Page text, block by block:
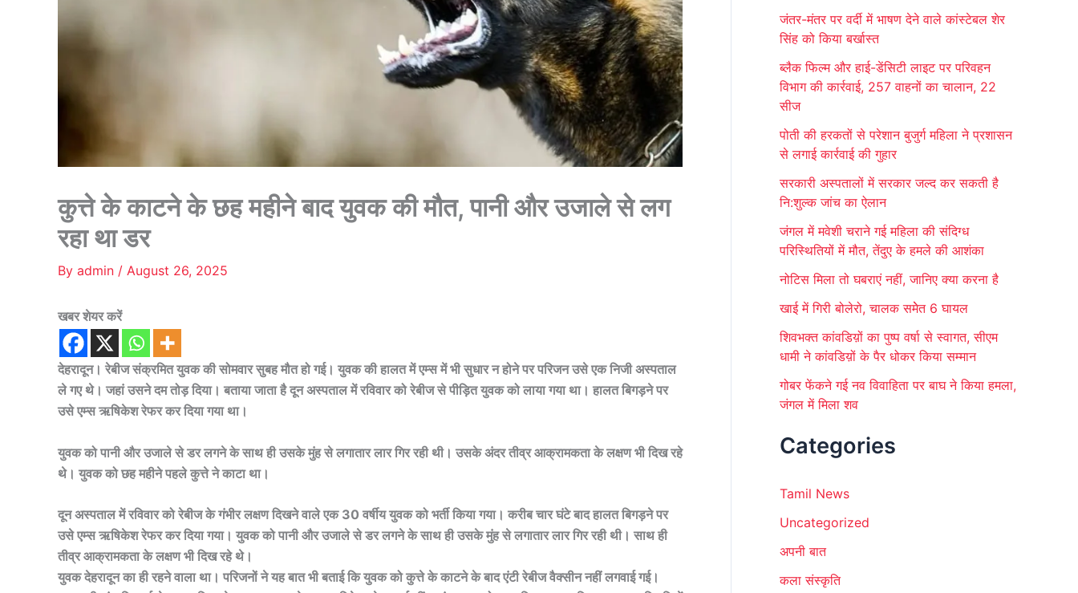
कुत्ते के काटने के छह महीने बाद युवक की मौत, पानी और उजाले से लग
रहा था डर
By admin / August 26, 2025
खबर शेयर करें
देहरादून। रेबीज संक्रमित युवक की सोमवार सुबह मौत हो गई। युवक की हालत में एम्स में भी सुधार न होने पर परिजन उसे एक निजी अस्पताल
ले गए थे। जहां उसने दम तोड़ दिया। बताया जाता है दून अस्पताल में रविवार को रेबीज से पीड़ित युवक को लाया गया था। हालत बिगड़ने पर
उसे एम्स ऋषिकेश रेफर कर दिया गया था।
युवक को पानी और उजाले से डर लगने के साथ ही उसके मुंह से लगातार लार गिर रही थी। उसके अंदर तीव्र आक्रामकता के लक्षण भी दिख रहे
थे। युवक को छह महीने पहले कुत्ते ने काटा था।
दून अस्पताल में रविवार को रेबीज के गंभीर लक्षण दिखने वाले एक 30 वर्षीय युवक को भर्ती किया गया। करीब चार घंटे बाद हालत बिगड़ने पर
उसे एम्स ऋषिकेश रेफर कर दिया गया। युवक को पानी और उजाले से डर लगने के साथ ही उसके मुंह से लगातार लार गिर रही थी। साथ ही
तीव्र आक्रामकता के लक्षण भी दिख रहे थे।
युवक देहरादून का ही रहने वाला था। परिजनों ने यह बात भी बताई कि युवक को कुत्ते के काटने के बाद एंटी रेबीज वैक्सीन नहीं लगवाई गई।
f
r
:
जंतर-मंतर पर वर्दी में भाषण देने वाले कांस्टेबल शेर
सिंह को किया बर्खास्त
ब्लैक फिल्म और हाई-डेंसिटी लाइट पर परिवहन
विभाग की कार्रवाई, 257 वाहनों का चालान, 22
सीज
पोती की हरकतों से परेशान बुजुर्ग महिला ने प्रशासन
से लगाई कार्रवाई की गुहार
सरकारी अस्पतालों में सरकार जल्द कर सकती है
नि:शुल्क जांच का ऐलान
जंगल में मवेशी चराने गई महिला की संदिग्ध
परिस्थितियों में मौत, तेंदुए के हमले की आशंका
नोटिस मिला तो घबराएं नहीं, जानिए क्या करना है
खाई में गिरी बोलेरो, चालक समेेत 6 घायल
शिवभक्त कांवडिय़ों का पुष्प वर्षा से स्वागत, सीएम
धामी ने कांवडिय़ों के पैर धोकर किया सम्मान
गोबर फेंकने गई नव विवाहिता पर बाघ ने किया हमला,
जंगल में मिला शव
Categories
Tamil News
Uncategorized
अपनी बात
कला संस्कृति